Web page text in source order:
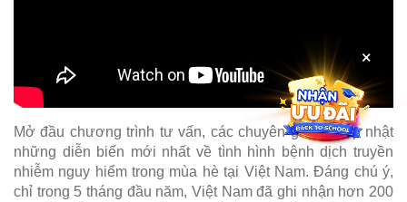
Mở đầu chương trình tư vấn, các chuyên gia đã cập nhật
những diễn biến mới nhất về tình hình bệnh dịch truyền
nhiễm nguy hiểm trong mùa hè tại Việt Nam. Đáng chú ý,
chỉ trong 5 tháng đầu năm, Việt Nam đã ghi nhận hơn 200
×